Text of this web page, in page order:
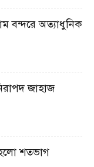
বন্দরে অত্যাধুনিক
জাহাজ
হলো শতভাগ